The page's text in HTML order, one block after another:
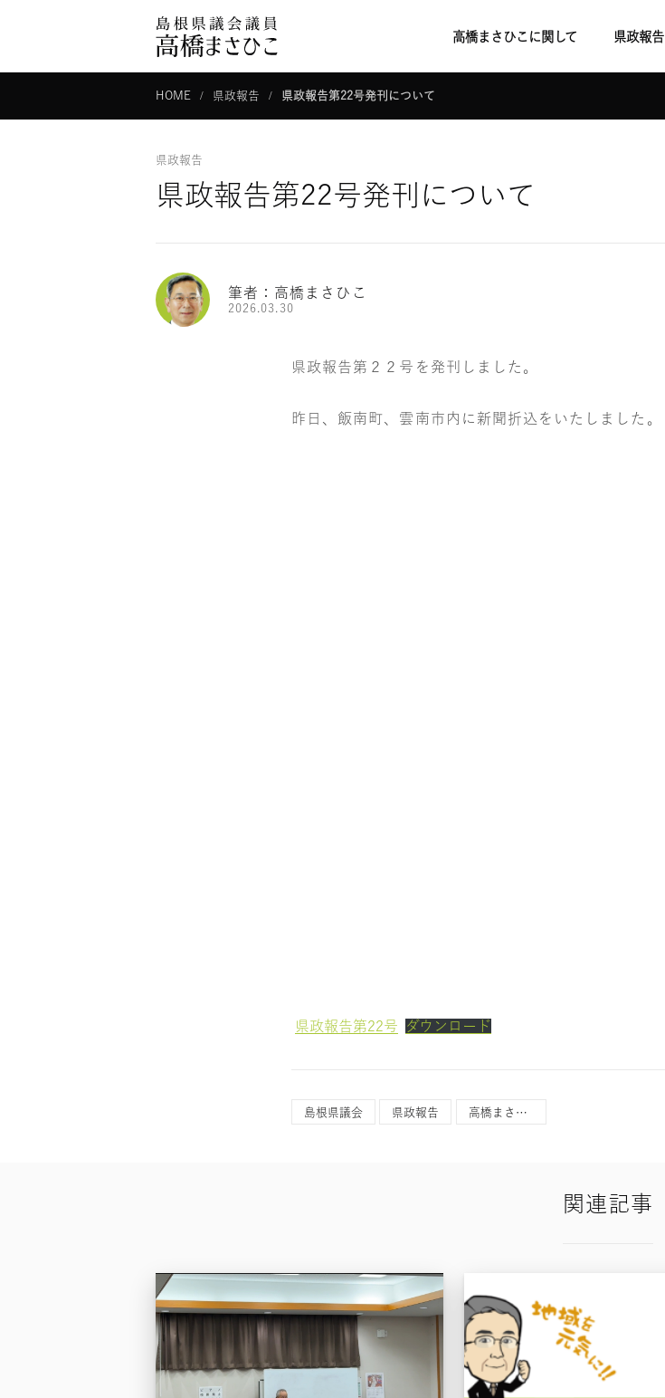
高橋まさひこに関して 県政報告
HOME 県政報告 県政報告第22号発刊について
県政報告
県政報告第22号発刊について
筆者：高橋まさひこ
2026.03.30
県政報告第２２号を発刊しました。
昨日、飯南町、雲南市内に新聞折込をいたしました。
県政報告第22号 ダウンロード
島根県議会 県政報告 高橋まさひこ
関連記事